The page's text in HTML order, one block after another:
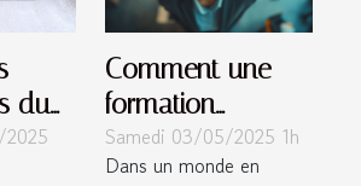
du
Comment une
formation
intensive en
analyse de
Samedi 03/05/2025 1h
Dans un monde en